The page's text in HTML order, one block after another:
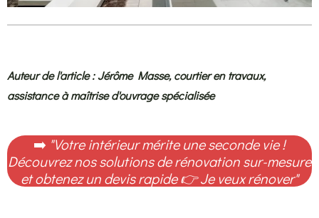
Auteur de l'article : Jérôme Masse, courtier en travaux,
assistance à maîtrise d'ouvrage spécialisée
➡️ "Votre intérieur mérite une seconde vie !
Découvrez nos solutions de rénovation sur-mesure
et obtenez un devis rapide👉Je veux rénover"